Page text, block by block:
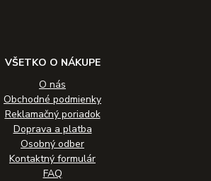
VŠETKO O NÁKUPE
O nás
Obchodné podmienky
Reklamačný poriadok
Doprava a platba
Osobný odber
Kontaktný formulár
FAQ